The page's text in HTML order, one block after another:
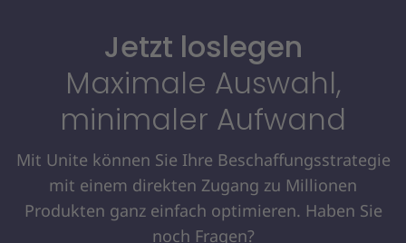
Jetzt loslegen
Maximale Auswahl,
minimaler Aufwand
Mit Unite können Sie Ihre Beschaffungsstrategie
mit einem direkten Zugang zu Millionen
Produkten ganz einfach optimieren. Haben Sie
noch Fragen?